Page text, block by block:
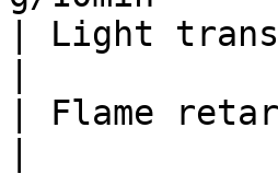
| Light
| Flame